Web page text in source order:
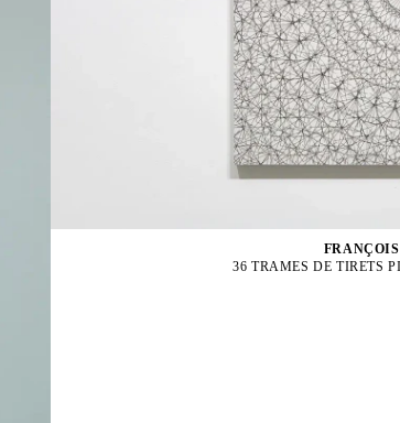
36 TRAMES DE TIRETS